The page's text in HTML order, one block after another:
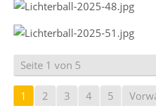
Seite 1 von 5
1 2 3 4 5